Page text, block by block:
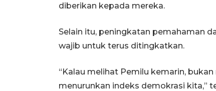
diberikan kepada mereka.
Selain itu, peningkatan pemahaman
wajib untuk terus ditingkatkan.
“Kalau melihat Pemilu kemarin,
menurunkan indeks demokrasi kita,”